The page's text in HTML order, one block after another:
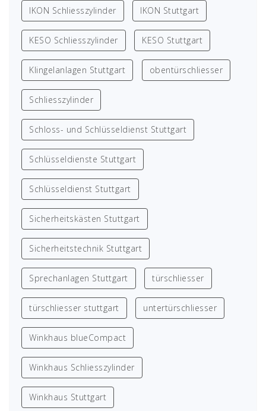
IKON Schliesszylinder IKON Stuttgart
KESO Schliesszylinder KESO Stuttgart
Klingelanlagen Stuttgart obentürschliesser
Schliesszylinder
Schloss- und Schlüsseldienst Stuttgart
Schlüsseldienste Stuttgart
Schlüsseldienst Stuttgart
Sicherheitskästen Stuttgart
Sicherheitstechnik Stuttgart
Sprechanlagen Stuttgart türschliesser
türschliesser stuttgart untertürschliesser
Winkhaus blueCompact
Winkhaus Schliesszylinder
Winkhaus Stuttgart